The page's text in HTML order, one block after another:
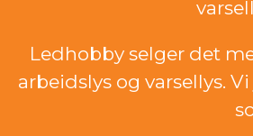
Ledhobby selger det
arbeidslys og varsellys.